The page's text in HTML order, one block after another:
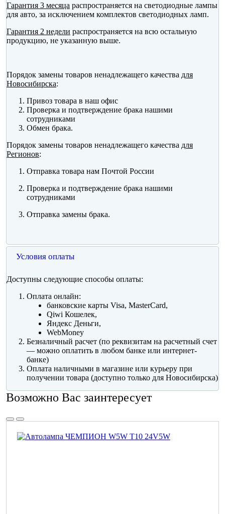
Гарантия 3 месяца распространяется на светодиодные лампы
для авто, за исключением комплектов светодиодных ламп.
Гарантия 2 недели распространяется на всю остальную
продукцию, не указанную выше.
Порядок замены товаров ненадлежащего качества для
Новосибирска:
Привоз товара в наш офис
Проверка и подтверждение брака нашими
сотрудниками
Обмен брака.
Порядок замены товаров ненадлежащего качества для
Регионов:
Отправка товара нам Почтой России
Проверка и подтверждение брака нашими
сотрудниками
Отправка замены брака.
Условия оплаты
Доступны следующие способы оплаты:
Оплата онлайн:
банковские карты Visa, MasterCard,
Qiwi Кошелек,
Яндекс Деньги,
WebMoney
Безналичный расчет (по реквизитам на расчетный счет
— можно оплатить в любом банке или интернет-
банке)
Оплата наличными в магазине или курьеру при
получении товара (доступно только для Новосибирска)
Возможно Вас заинтересует